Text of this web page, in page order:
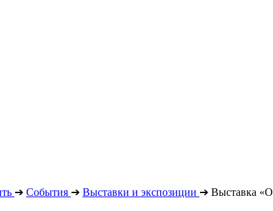
➔ События ➔ Выставки и экспозиции ➔ Выставка